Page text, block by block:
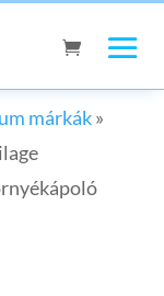
márkák»